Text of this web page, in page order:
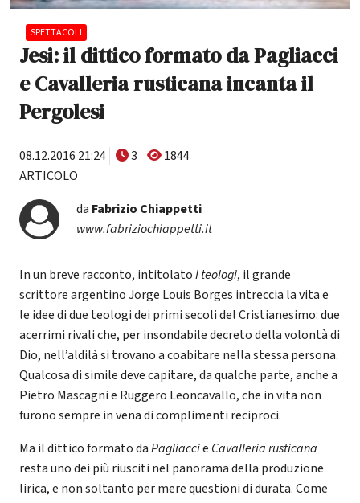
SPETTACOLI
Jesi: il dittico formato da Pagliacci
e Cavalleria rusticana incanta il
Pergolesi
08.12.2016 21:24 3
1844
ARTICOLO
da Fabrizio Chiappetti
www.fabriziochiappetti.it
In un breve racconto, intitolatoI teologi, il grande
scrittore argentino Jorge Louis Borges intreccia la vita e
le idee di due teologi dei primi secoli del Cristianesimo: due
acerrimi rivali che, per insondabile decreto della volontà di
Dio, nell’aldilà si trovano a coabitare nella stessa persona.
Qualcosa di simile deve capitare, da qualche parte, anche a
Pietro Mascagni e Ruggero Leoncavallo, che in vita non
furono sempre in vena di complimenti reciproci.
Ma il dittico formato daPagliaccie Cavalleria rusticana
resta uno dei più riusciti nel panorama della produzione
lirica, e non soltanto per mere questioni di durata. Come